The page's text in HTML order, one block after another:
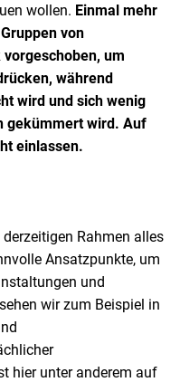
wollen. Einmal mehr
von
um
während
wird und sich wenig
gekümmert wird. Auf
einlassen.
Rahmen alles
Ansatzpunkte, um
und
wir zum Beispiel in
hier unter anderem auf